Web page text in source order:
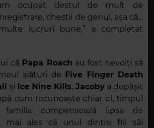
ocupat destul de mult de
chestii de genul, așa că…
lucruri bune,” a completat
că Papa Roach au fost nevoiți să
alături de
Five Finger Death
și Ice Nine Kills, Jacobya depășit
cum recunoaște chiar el, timpul
compensează lipsa de
mai ales că unul dintre fiii săi